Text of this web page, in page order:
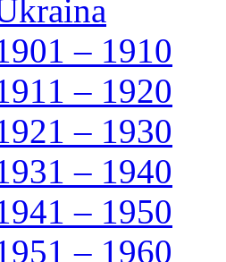
– 1910
– 1920
– 1930
– 1940
– 1950
– 1960